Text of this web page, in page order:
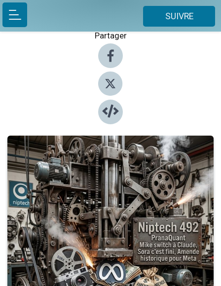
SUIVRE
Partager